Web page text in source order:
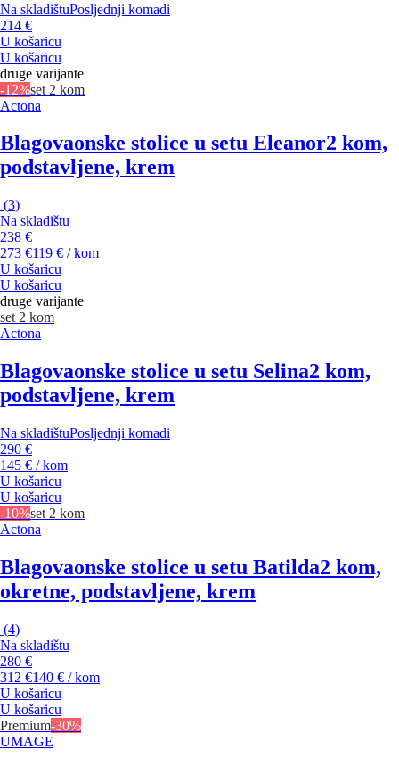
Na skladištuPosljednji komadi
214 €
U košaricu
U košaricu
druge varijante
-12%set 2 kom
Actona
Blagovaonske stolice u setu Eleanor2 kom,
podstavljene, krem
(3)
Na skladištu
238 €
273 €119 € / kom
U košaricu
U košaricu
druge varijante
set 2 kom
Actona
Blagovaonske stolice u setu Selina2 kom,
podstavljene, krem
Na skladištuPosljednji komadi
290 €
145 € / kom
U košaricu
U košaricu
-10%set 2 kom
Actona
Blagovaonske stolice u setu Batilda2 kom,
okretne, podstavljene, krem
(4)
Na skladištu
280 €
312 €140 € / kom
U košaricu
U košaricu
Premium-30%
UMAGE